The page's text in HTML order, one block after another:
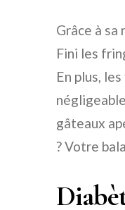
Grâce à
Fini les
En plus,
gâteaux
? Votre